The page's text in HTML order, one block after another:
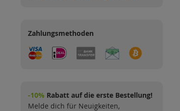
Zahlungsmethoden
-10% Rabatt auf die erste Bestellung!
Melde dich für Neuigkeiten,